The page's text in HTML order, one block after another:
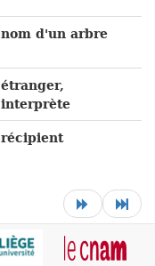
nom d'un arbre
étranger,
interprète
récipient